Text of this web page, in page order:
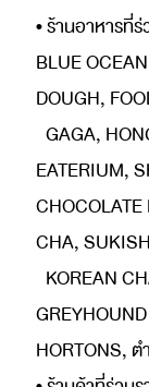
• ร้านอาหารที่
BLUE
DOUGH,
GAGA,
EATERIUM,
CHA,
KOREAN
HORTONS, ต